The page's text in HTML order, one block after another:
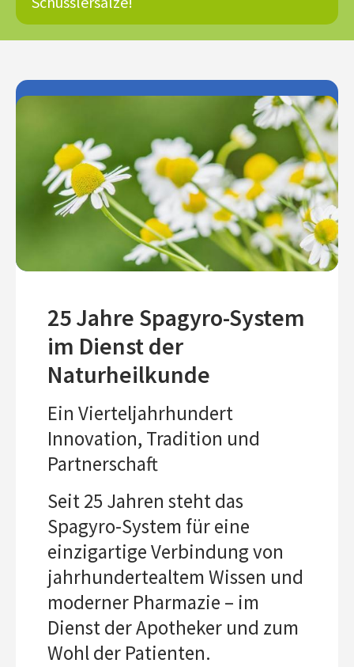
25 Jahre Spagyro-System
im Dienst der
Naturheilkunde
Ein Vierteljahrhundert
Innovation, Tradition und
Partnerschaft
Seit 25 Jahren steht das
Spagyro-System für eine
einzigartige Verbindung von
jahrhundertealtem Wissen und
moderner Pharmazie – im
Dienst der Apotheker und zum
Wohl der Patienten.